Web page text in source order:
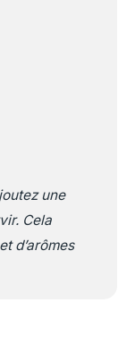
une
Cela
d’arômes